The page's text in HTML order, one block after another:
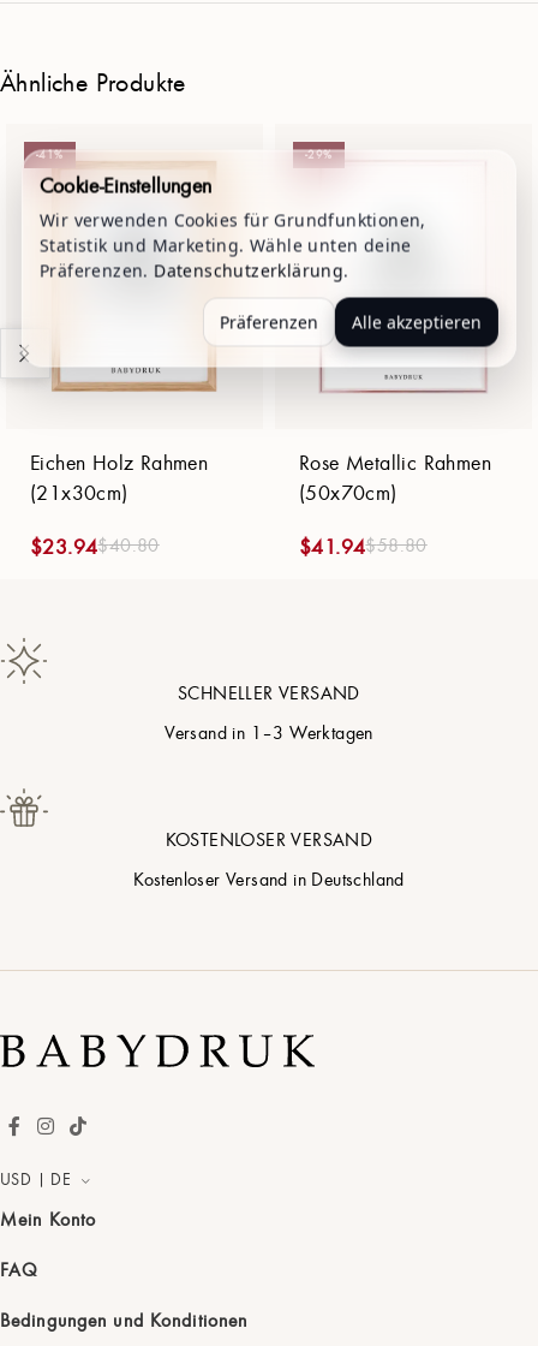
Ähnliche Produkte
-41%
Eichen Holz Rahmen
(21x30cm)
$40.80
$23.94
-29%
Rose Metallic Rahmen
(50x70cm)
$58.80
$41.94
SCHNELLER VERSAND
Versand in 1–3 Werktagen
KOSTENLOSER VERSAND
Kostenloser Versand in Deutschland
USD | DE
Mein Konto
FAQ
Bedingungen und Konditionen
Cookie-Einstellungen
Wir verwenden Cookies für Grundfunktionen,
Statistik und Marketing. Wähle unten deine
Präferenzen. Datenschutzerklärung.
Präferenzen Alle akzeptieren